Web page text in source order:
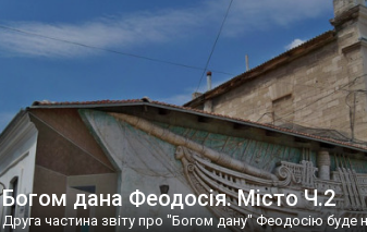
Богом дана Феодосія. Місто Ч.2
Друга частина звіту про "Богом дану" Феодосію буде